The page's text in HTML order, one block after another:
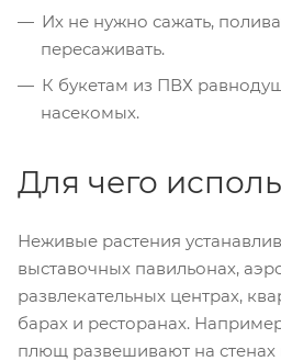
Их не нужно сажать,
пересаживать.
К букетам из ПВХ
насекомых.
Для чего
Неживые растения
выставочных павильонах,
развлекательных центрах,
барах и ресторанах.
плющ развешивают на стенах